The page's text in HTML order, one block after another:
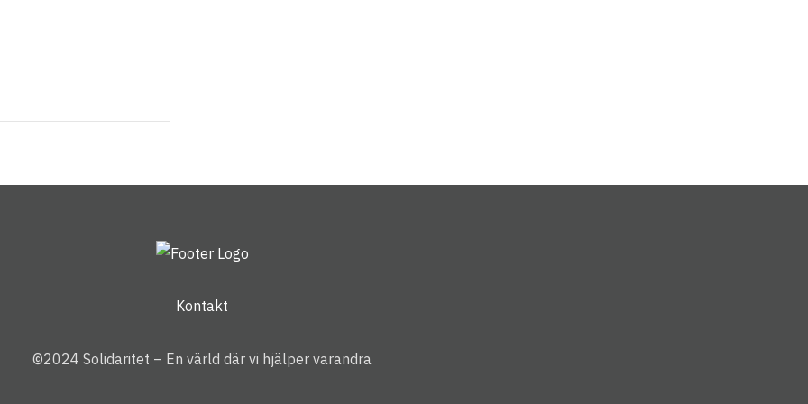
Kontakt
©2024 Solidaritet – En värld där vi hjälper varandra